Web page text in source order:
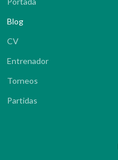
Blog
CV
Entrenador
Torneos
Partidas